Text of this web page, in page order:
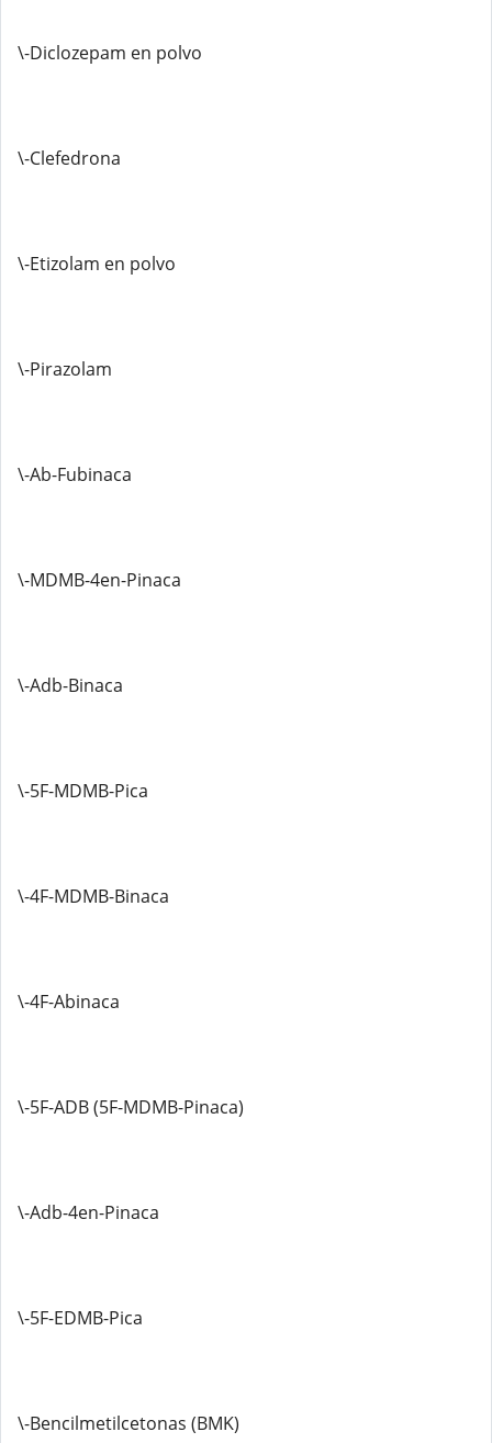
\-Diclozepam en polvo
\-Clefedrona
\-Etizolam en polvo
\-Pirazolam
\-Ab-Fubinaca
\-MDMB-4en-Pinaca
\-Adb-Binaca
\-5F-MDMB-Pica
\-4F-MDMB-Binaca
\-4F-Abinaca
\-5F-ADB (5F-MDMB-Pinaca)
\-Adb-4en-Pinaca
\-5F-EDMB-Pica
\-Bencilmetilcetonas (BMK)